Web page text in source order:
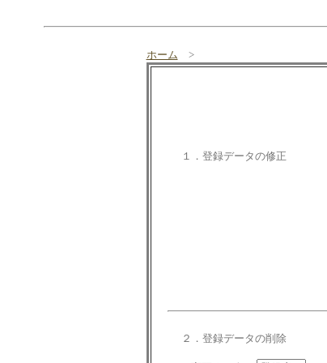
ホーム >
１．登録データの修正
２．登録データの削除